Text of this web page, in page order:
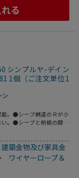
る
シンプルヤ-デイン
1個（ご注文単位1
ン
能。●シーブ網道のＲが小
い。●シーブと側板の間に
●全メッキさらに弯曲止
度の多い作業や、シーブ
（シルバー食）を、ご使
建築金物及び家具金
ワイヤーロープ＆